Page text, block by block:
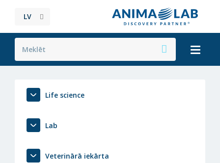
LV
Life science
Lab
Veterinārā iekārta